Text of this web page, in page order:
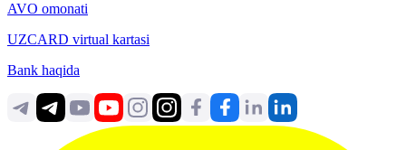
AVO omonati
UZCARD virtual kartasi
Bank haqida